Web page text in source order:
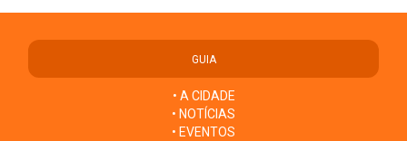
GUIA
• A CIDADE
• NOTÍCIAS
• EVENTOS